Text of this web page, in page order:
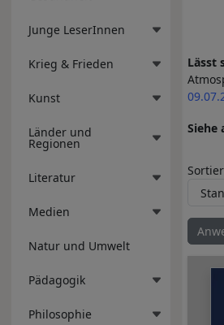
Junge LeserInnen
Krieg & Frieden
Kunst
Länder und
Regionen
Literatur
Medien
Natur und Umwelt
Pädagogik
Philosophie
Lässt
Siehe